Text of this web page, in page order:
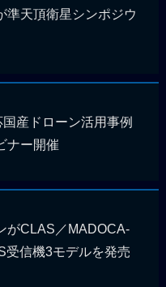
準天頂衛星シンポジウ
産ドローン活用事例
ナー開催
がCLAS／MADOCA-
受信機3モデルを発売